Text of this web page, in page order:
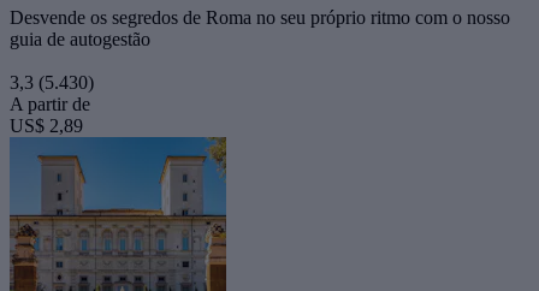
Desvende os segredos de Roma no seu próprio ritmo com o nosso
guia de autogestão
3,3 (5.430)
A partir de
US$ 2,89